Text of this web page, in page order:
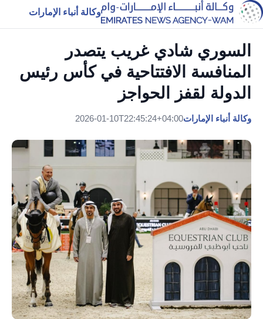
وكالة أنباء الإمارات
السوري شادي غريب يتصدر
المنافسة الافتتاحية في كأس رئيس
الدولة لقفز الحواجز
وكالة أنباء الإمارات2026-01-10T22:45:24+04:00